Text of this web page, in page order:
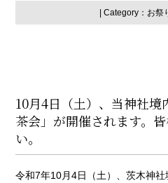
| Category： お祭
10月4日（土）、当神社
茶会」が開催されます。
い。
令和7年10月4日（土）、茨木神